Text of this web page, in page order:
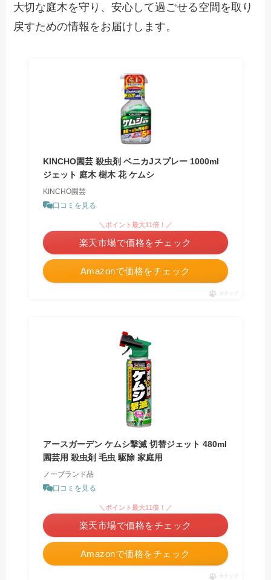
大切な庭木を守り、安心して過ごせる空間を取り
戻すための情報をお届けします。
KINCHO園芸 殺虫剤 ベニカJスプレー 1000ml
ジェット 庭木 樹木 花 ケムシ
KINCHO園芸
口コミを見る
Amazonで価格をチェック
＼ポイント最大11倍！／
楽天市場で価格をチェック
ポチップ
アースガーデン ケムシ撃滅 切替ジェット 480ml
園芸用 殺虫剤 毛虫 駆除 家庭用
ノーブランド品
口コミを見る
Amazonで価格をチェック
＼ポイント最大11倍！／
楽天市場で価格をチェック
ポチップ